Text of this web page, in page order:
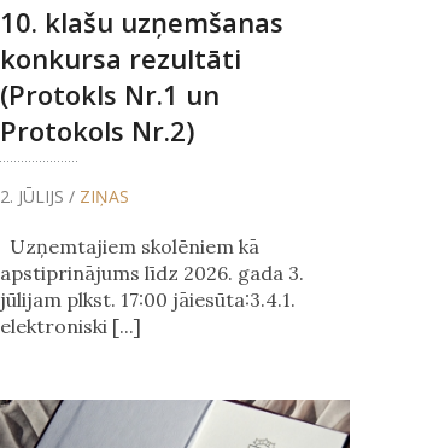
10. klašu uzņemšanas
konkursa rezultāti
(Protokls Nr.1 un
Protokols Nr.2)
2. JŪLIJS / ZIŅAS
Uzņemtajiem skolēniem kā
apstiprinājums līdz 2026. gada 3.
jūlijam plkst. 17:00 jāiesūta:3.4.1.
elektroniski [...]